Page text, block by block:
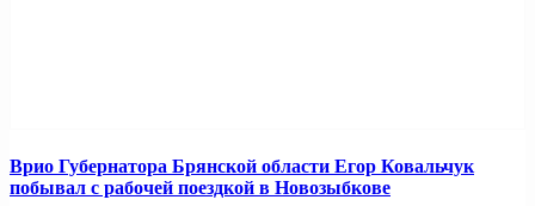
Врио Губернатора Брянской области Егор Ковальчук
побывал с рабочей поездкой в Новозыбкове